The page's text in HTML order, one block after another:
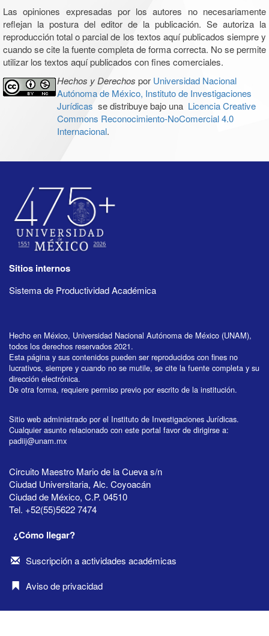
Las opiniones expresadas por los autores no necesariamente
reflejan la postura del editor de la publicación. Se autoriza la
reproducción total o parcial de los textos aquí publicados siempre y
cuando se cite la fuente completa de forma correcta. No se permite
utilizar los textos aquí publicados con fines comerciales.
Hechos y Derechos por Universidad Nacional
Autónoma de México, Instituto de Investigaciones
Jurídicas se distribuye bajo una Licencia Creative
Commons Reconocimiento-NoComercial 4.0
Internacional.
Sitios internos
Sistema de Productividad Académica
Hecho en México, Universidad Nacional Autónoma de México (UNAM),
todos los derechos reservados 2021.
Esta página y sus contenidos pueden ser reproducidos con fines no
lucrativos, siempre y cuando no se mutile, se cite la fuente completa y su
dirección electrónica.
De otra forma, requiere permiso previo por escrito de la institución.
Sitio web administrado por el Instituto de Investigaciones Jurídicas.
Cualquier asunto relacionado con este portal favor de dirigirse a:
padiij@unam.mx
Circuito Maestro Mario de la Cueva s/n
Ciudad Universitaria, Alc. Coyoacán
Ciudad de México, C.P. 04510
Tel. +52(55)5622 7474
¿Cómo llegar?
Suscripción a actividades académicas
Aviso de privacidad